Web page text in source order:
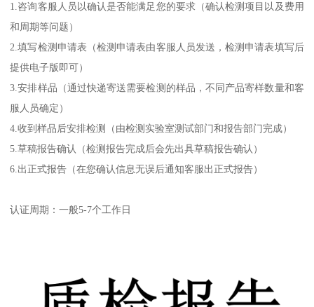
1.咨询客服人员以确认是否能满足您的要求（确认检测项目以及费用
和周期等问题）
2.填写检测申请表（检测申请表由客服人员发送，检测申请表填写后
提供电子版即可）
3.安排样品（通过快递寄送需要检测的样品，不同产品寄样数量和客
服人员确定）
4.收到样品后安排检测（由检测实验室测试部门和报告部门完成）
5.草稿报告确认（检测报告完成后会先出具草稿报告确认）
6.出正式报告（在您确认信息无误后通知客服出正式报告）
认证周期：一般5-7个工作日